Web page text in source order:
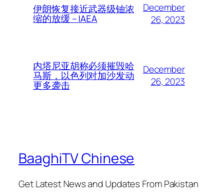
伊朗恢复接近武器级铀浓
缩的放缓 – IAEA
December
26, 2023
内塔尼亚胡称必须摧毁哈
马斯，以色列对加沙发动
更多袭击
December
26, 2023
BaaghiTV Chinese
Get Latest News and Updates From Pakistan